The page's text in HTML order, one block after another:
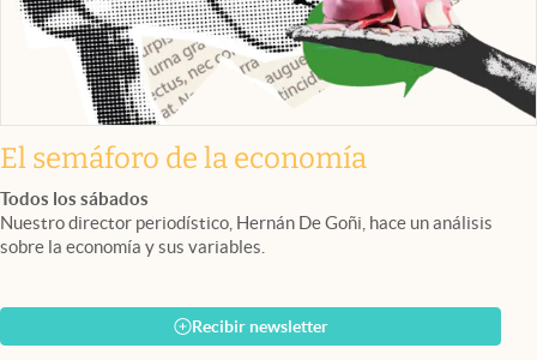
El semáforo de la economía
Todos los sábados
Nuestro director periodístico, Hernán De Goñi, hace un análisis
sobre la economía y sus variables.
Recibir newsletter